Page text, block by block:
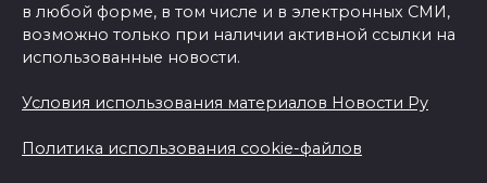
в любой форме, в том числе и в электронных СМИ,
возможно только при наличии активной ссылки на
использованные новости.
Условия использования материалов Новости Ру
Политика использования cookie-файлов